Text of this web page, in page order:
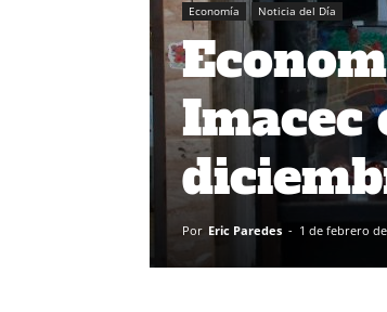
Economía Noticia del Día
Imacec
Por Eric Paredes - 1 de febrero de